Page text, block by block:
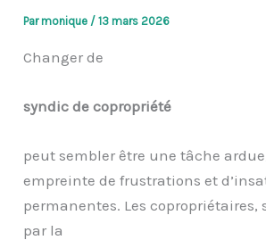
Parmonique /13 mars 2026
Changer de
syndic de copropriété
peut sembler être une tâche
empreinte de frustrations et
permanentes. Les copropriétaires,
par la